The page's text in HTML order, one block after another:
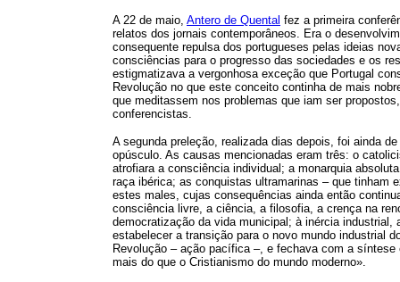
A 22 de maio, Antero de Quental fez a primeira
relatos dos jornais contemporâneos. Era o
consequente repulsa dos portugueses pelas ideias
consciências para o progresso das sociedades e os
estigmatizava a vergonhosa exceção que Portugal
Revolução no que este conceito continha de mais
que meditassem nos problemas que iam ser
conferencistas.
A segunda preleção, realizada dias depois, foi ainda de
opúsculo. As causas mencionadas eram três: o
atrofiara a consciência individual; a monarquia
raça ibérica; as conquistas ultramarinas – que tinham
estes males, cujas consequências ainda então
consciência livre, a ciência, a filosofia, a crença na
democratização da vida municipal; à inércia
estabelecer a transição para o novo mundo industrial
Revolução – ação pacífica –, e fechava com a
mais do que o Cristianismo do mundo moderno».